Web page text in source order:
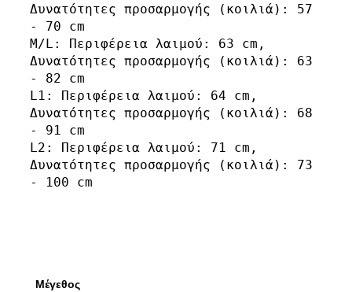
Δυνατότητες προσαρμογής (κοιλιά): 57
- 70 cm
M/L: Περιφέρεια λαιμού: 63 cm,
Δυνατότητες προσαρμογής (κοιλιά): 63
- 82 cm
L1: Περιφέρεια λαιμού: 64 cm,
Δυνατότητες προσαρμογής (κοιλιά): 68
- 91 cm
L2: Περιφέρεια λαιμού: 71 cm,
Δυνατότητες προσαρμογής (κοιλιά): 73
- 100 cm
Μέγεθος